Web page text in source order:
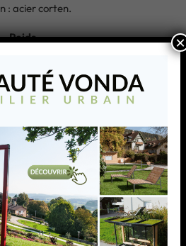
: acier corten.
Poids
B = 220 kg
Fixation
×